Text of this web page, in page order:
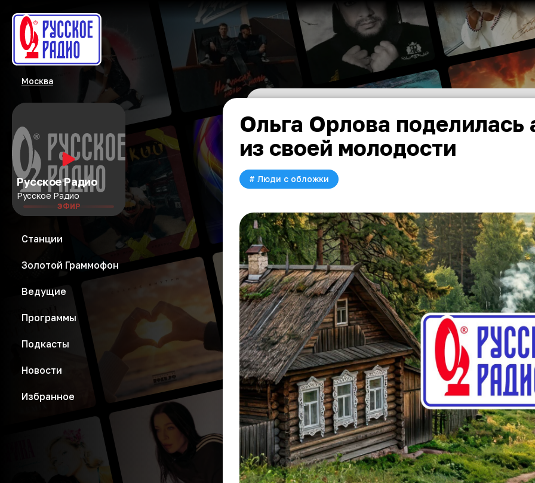
Москва
Русское Радио
Русское Радио
ЭФИР
Станции
Золотой Граммофон
Ведущие
Программы
Подкасты
Новости
Избранное
Ольга Орлова
из своей молодости
# Люди с обложки